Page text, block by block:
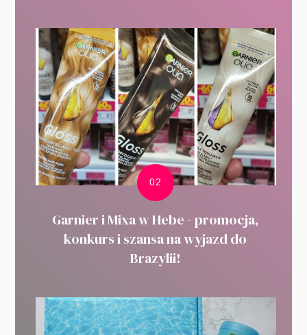
Garnier i Mixa w Hebe - promocja,
konkurs i szansa na wyjazd do
Brazylii!